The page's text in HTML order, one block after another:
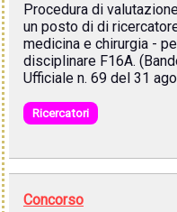
Procedura di
un posto di di
medicina e chirurgia -
disciplinare F16A.
Ufficiale n. 69 del 31
Ricercatori
Concorso